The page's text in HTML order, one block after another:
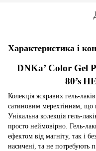
Характеристика і
DNKa’ Color Gel
80’s
Колекція яскравих гель-
сатиновим мерехтінням, що
Унікальна колекція гель-
просто неймовірно. Гель-
ефектом від магніту, так і
насичені, та не потребують